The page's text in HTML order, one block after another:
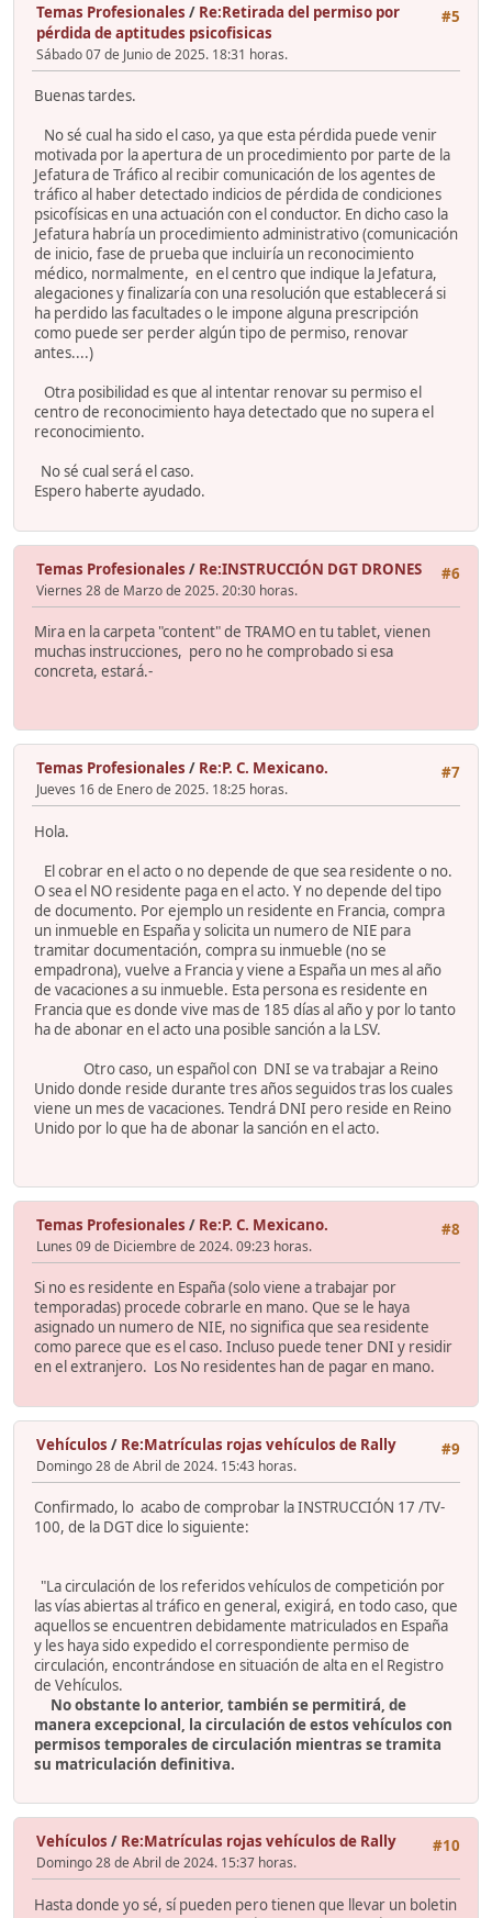
#5
Temas Profesionales / Re:Retirada del permiso por
pérdida de aptitudes psicofisicas
Sábado 07 de Junio de 2025. 18:31 horas.
Buenas tardes.
No sé cual ha sido el caso, ya que esta pérdida puede venir
motivada por la apertura de un procedimiento por parte de la
Jefatura de Tráfico al recibir comunicación de los agentes de
tráfico al haber detectado indicios de pérdida de condiciones
psicofísicas en una actuación con el conductor. En dicho caso la
Jefatura habría un procedimiento administrativo (comunicación
de inicio, fase de prueba que incluiría un reconocimiento
médico, normalmente, en el centro que indique la Jefatura,
alegaciones y finalizaría con una resolución que establecerá si
ha perdido las facultades o le impone alguna prescripción
como puede ser perder algún tipo de permiso, renovar
antes....)
Otra posibilidad es que al intentar renovar su permiso el
centro de reconocimiento haya detectado que no supera el
reconocimiento.
No sé cual será el caso.
Espero haberte ayudado.
#6
Temas Profesionales / Re:INSTRUCCIÓN DGT DRONES
Viernes 28 de Marzo de 2025. 20:30 horas.
Mira en la carpeta "content" de TRAMO en tu tablet, vienen
muchas instrucciones, pero no he comprobado si esa
concreta, estará.-
#7
Temas Profesionales / Re:P. C. Mexicano.
Jueves 16 de Enero de 2025. 18:25 horas.
Hola.
El cobrar en el acto o no depende de que sea residente o no.
O sea el NO residente paga en el acto. Y no depende del tipo
de documento. Por ejemplo un residente en Francia, compra
un inmueble en España y solicita un numero de NIE para
tramitar documentación, compra su inmueble (no se
empadrona), vuelve a Francia y viene a España un mes al año
de vacaciones a su inmueble. Esta persona es residente en
Francia que es donde vive mas de 185 días al año y por lo tanto
ha de abonar en el acto una posible sanción a la LSV.
Otro caso, un español con DNI se va trabajar a Reino
Unido donde reside durante tres años seguidos tras los cuales
viene un mes de vacaciones. Tendrá DNI pero reside en Reino
Unido por lo que ha de abonar la sanción en el acto.
#8
Temas Profesionales / Re:P. C. Mexicano.
Lunes 09 de Diciembre de 2024. 09:23 horas.
Si no es residente en España (solo viene a trabajar por
temporadas) procede cobrarle en mano. Que se le haya
asignado un numero de NIE, no significa que sea residente
como parece que es el caso. Incluso puede tener DNI y residir
en el extranjero. Los No residentes han de pagar en mano.
#9
Vehículos / Re:Matrículas rojas vehículos de Rally
Domingo 28 de Abril de 2024. 15:43 horas.
Confirmado, lo acabo de comprobar la INSTRUCCIÓN 17 /TV-
100, de la DGT dice lo siguiente:
"La circulación de los referidos vehículos de competición por
las vías abiertas al tráfico en general, exigirá, en todo caso, que
aquellos se encuentren debidamente matriculados en España
y les haya sido expedido el correspondiente permiso de
circulación, encontrándose en situación de alta en el Registro
de Vehículos.
No obstante lo anterior, también se permitirá, de
manera excepcional, la circulación de estos vehículos con
permisos temporales de circulación mientras se tramita
su matriculación definitiva.
#10
Vehículos / Re:Matrículas rojas vehículos de Rally
Domingo 28 de Abril de 2024. 15:37 horas.
Hasta donde yo sé, sí pueden pero tienen que llevar un boletin